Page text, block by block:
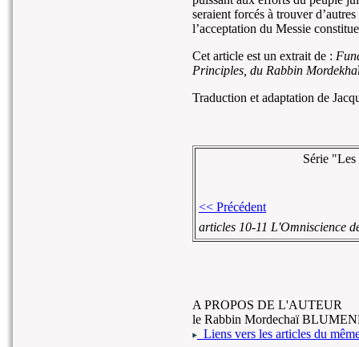
seraient forcés à trouver
l’acceptation du Messie
Cet article est un extrait de :
Principles, du Rabbin
Traduction et adaptation de
Série
<< Précédent
articles 10-11 L'Omniscience
A PROPOS DE L'AUTEUR
le Rabbin Mordechaï
Liens vers les articles du